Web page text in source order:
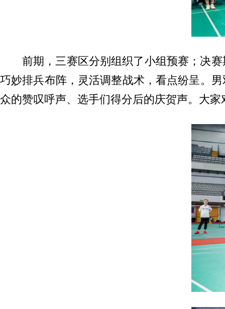
前期，三赛区分别组织了小组预赛；决
巧妙排兵布阵，灵活调整战术，看点纷呈。
众的赞叹呼声、选手们得分后的庆贺声。大